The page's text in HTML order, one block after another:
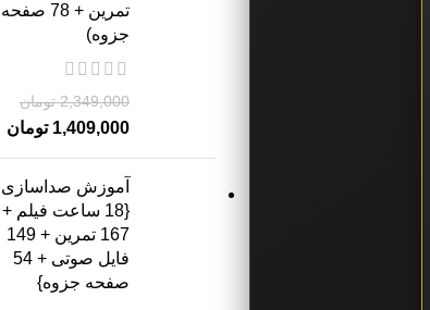
تمرین + 78 صفحه
جزوه)
2,349,000 تومان
1,409,000 تومان
آموزش صداسازی
{18 ساعت فیلم +
167 تمرین + 149
فایل صوتی + 54
صفحه جزوه}